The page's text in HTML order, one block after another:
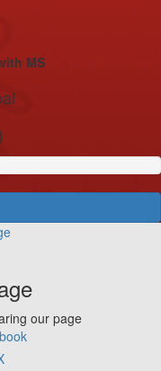
MS
our page